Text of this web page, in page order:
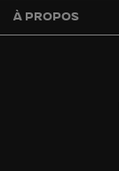
À PROPOS